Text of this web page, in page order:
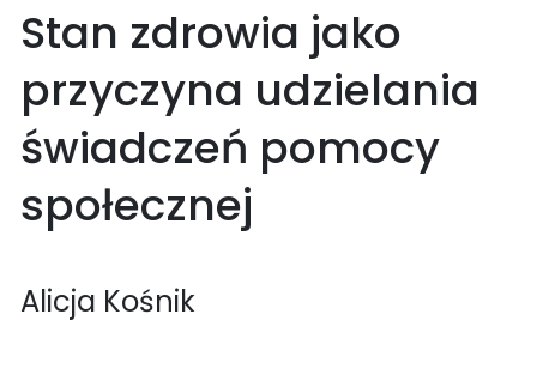
Stan zdrowia jako
przyczyna udzielania
świadczeń pomocy
społecznej
Alicja Kośnik